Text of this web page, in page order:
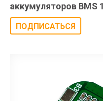
аккумуляторов BMS
ПОДПИСАТЬСЯ